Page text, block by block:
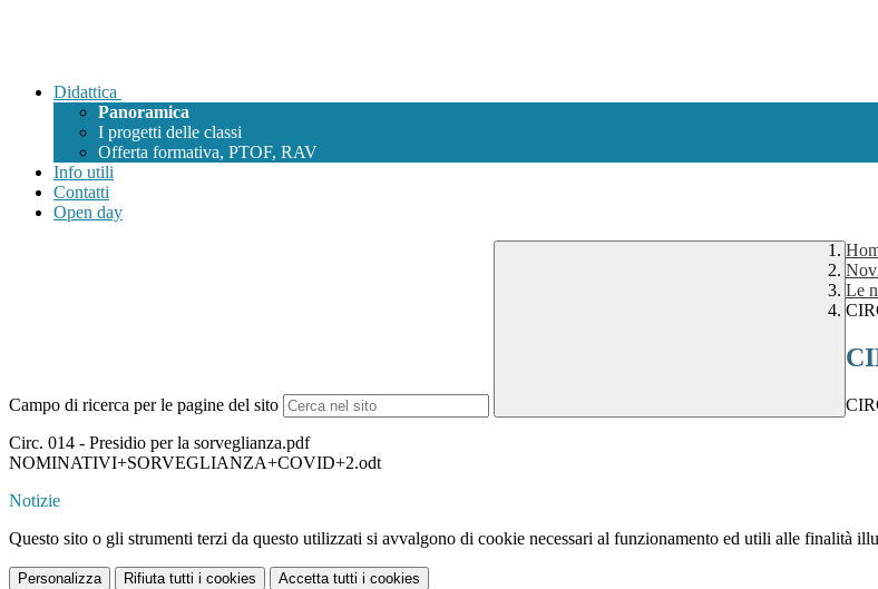
Didattica
Panoramica
I progetti delle classi
Offerta formativa, PTOF, RAV
Info utili
Contatti
Open day
Campo di ricerca per le pagine del sito
Le
Circ. 014 - Presidio per la sorveglianza.pdf
NOMINATIVI+SORVEGLIANZA+COVID+2.odt
Notizie
Questo sito o gli strumenti terzi da questo utilizzati si avvalgono di cookie necessari al funzionamento ed utili alle finalità
Personalizza Rifiuta tutti i cookies Accetta tutti i cookies